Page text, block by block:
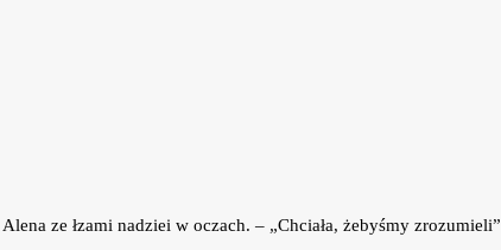
ze łzami nadziei w oczach. – „Chciała, żebyśmy